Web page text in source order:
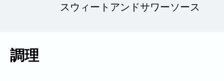
スウィートアンド​サワーソース
調理